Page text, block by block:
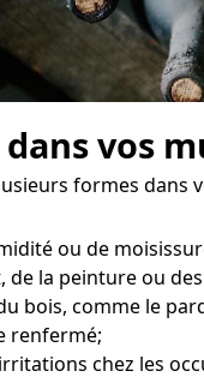
vos
formes dans
ou de
la peinture ou
bois, comme le
renfermé;
chez les